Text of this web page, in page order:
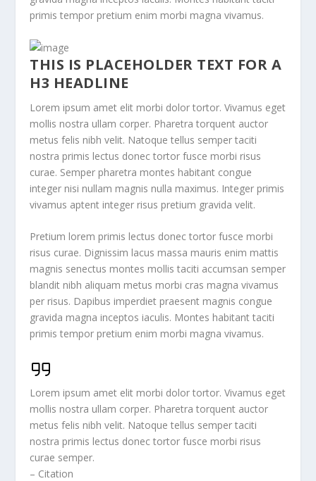
primis tempor pretium enim morbi magna vivamus.
THIS IS PLACEHOLDER TEXT FOR A
H3 HEADLINE
Lorem ipsum amet elit morbi dolor tortor. Vivamus eget
mollis nostra ullam corper. Pharetra torquent auctor
metus felis nibh velit. Natoque tellus semper taciti
nostra primis lectus donec tortor fusce morbi risus
curae. Semper pharetra montes habitant congue
integer nisi nullam magnis nulla maximus. Integer primis
vivamus aptent integer risus pretium gravida velit.
Pretium lorem primis lectus donec tortor fusce morbi
risus curae. Dignissim lacus massa mauris enim mattis
magnis senectus montes mollis taciti accumsan semper
blandit nibh aliquam metus morbi cras magna vivamus
per risus. Dapibus imperdiet praesent magnis congue
gravida magna inceptos iaculis. Montes habitant taciti
primis tempor pretium enim morbi magna vivamus.
Lorem ipsum amet elit morbi dolor tortor. Vivamus eget
mollis nostra ullam corper. Pharetra torquent auctor
metus felis nibh velit. Natoque tellus semper taciti
nostra primis lectus donec tortor fusce morbi risus
curae semper.
– Citation